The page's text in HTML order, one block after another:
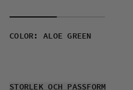
COLOR : ALOE GREEN
STORLEK OCH PASSFORM